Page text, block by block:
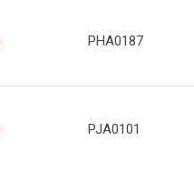
PHA0187
PJA0101